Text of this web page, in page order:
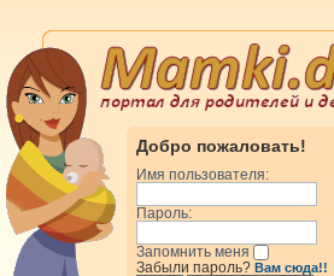
Добро пожаловать!
Имя пользователя:
Пароль:
Запомнить меня
Забыли пароль? Вам сюда!!